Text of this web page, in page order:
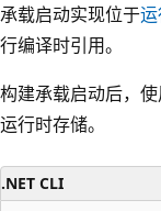
承载启动实现位于
行编译时引用。
构建承载启动后，
运行时存储。
.NET CLI